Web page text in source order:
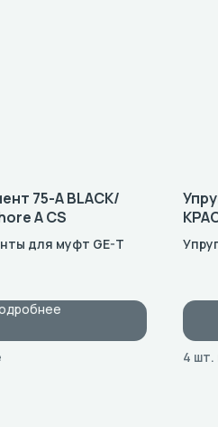
75-A BLACK/
A CS
для муфт GE-T